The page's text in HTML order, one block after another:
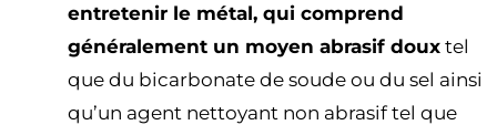
entretenir le métal, qui comprend
généralement un moyen abrasif doux tel
que du bicarbonate de soude ou du sel ainsi
qu’un agent nettoyant non abrasif tel que